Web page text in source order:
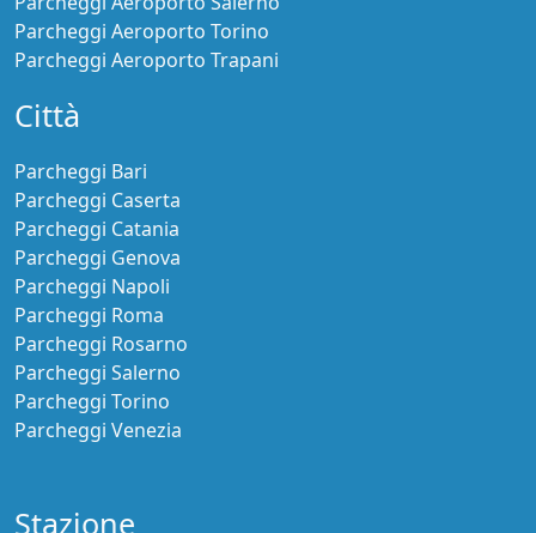
Coperto Auto
Navetta
Pagamento online
Maggiori informazioni
Cancellazione gratuita fino a 24h prima
Continua la prenotazione
Aeroporto
Parcheggi Aeroporto Alghero